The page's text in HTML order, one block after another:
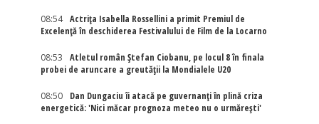
08:54
Actriţa Isabella Rossellini a primit Premiul de
Excelenţă în deschiderea Festivalului de Film de la Locarno
08:53
Atletul român Ștefan Ciobanu, pe locul 8 în finala
probei de aruncare a greutății la Mondialele U20
08:50
Dan Dungaciu îi atacă pe guvernanți în plină criza
energetică: 'Nici măcar prognoza meteo nu o urmărești'